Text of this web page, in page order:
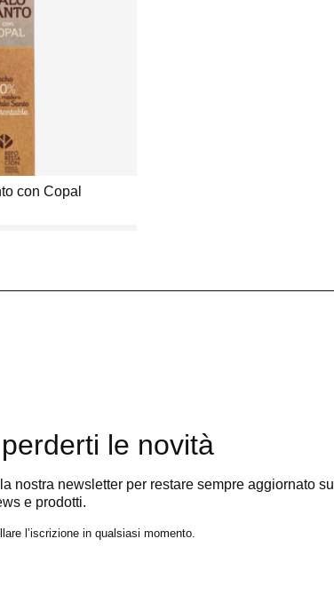
con Copal
le novità
nostra newsletter per restare sempre aggiornato su
e prodotti.
l’iscrizione in qualsiasi momento.